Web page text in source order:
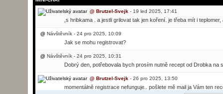
@ Brutzel-Svejk- 19 led 2025, 17:41
,s hribkama . a jestli grilovat tak jen koření. je třeba mít i
@Návštěvník - 24 pro 2025, 10:09
Jak se mohu registrovat?
@Návštěvník - 24 pro 2025, 10:31
Dobrý den, potřebovala bych prosím nutně recept od Drobka
@ Brutzel-Svejk- 26 pro 2025, 13:50
momentálně registrace nefunguje.. pošlete mě mail ja Vám ten